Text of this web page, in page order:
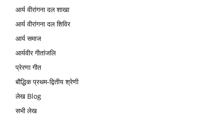
आर्य वीरांगना दल शाखा
आर्य वीरांगना दल शिविर
आर्य समाज
आर्यवीर गीतांजलि
प्रेरणा गीत
बौद्धिक प्रथम-द्वितीय श्रेणी
लेख Blog
सभी लेख